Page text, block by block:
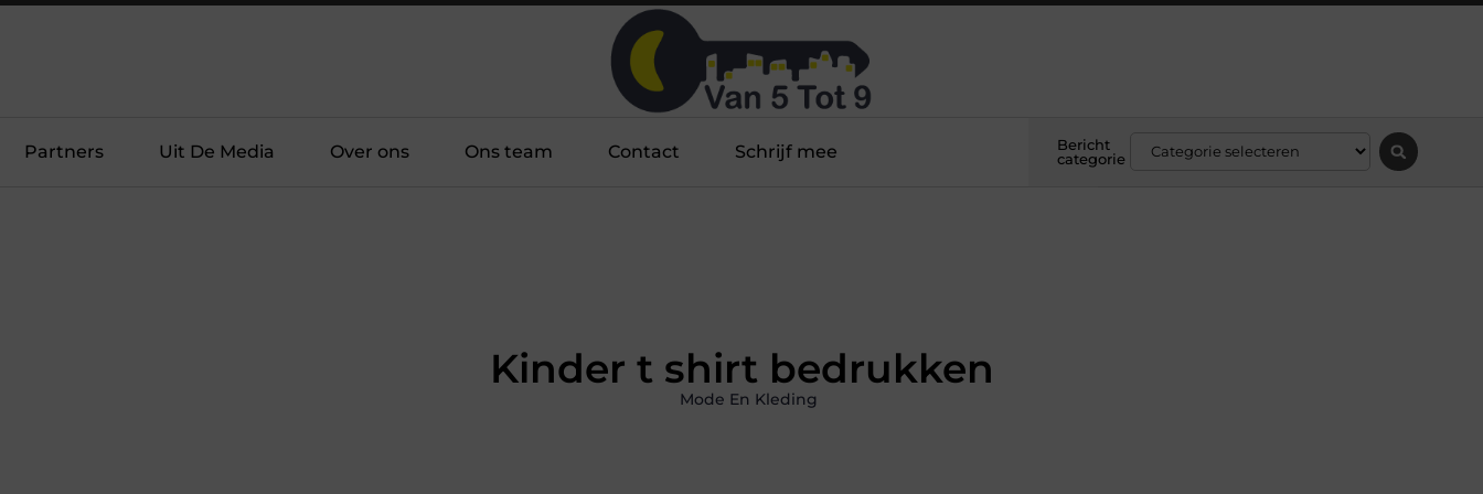
Partners Uit De Media Over ons Ons team Contact Schrijf mee
Bericht
categorie
Kinder t shirt bedrukken
Mode En Kleding